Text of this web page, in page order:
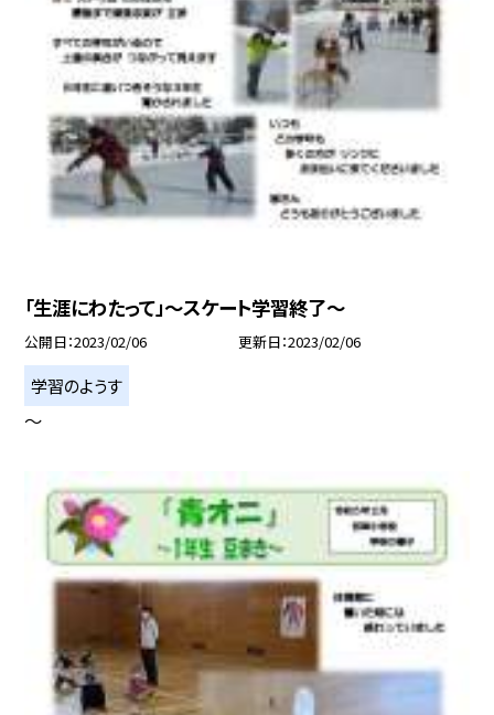
「生涯にわたって」〜スケート学習終了〜
公開日 2023/02/06 更新日 2023/02/06
学習のようす
〜